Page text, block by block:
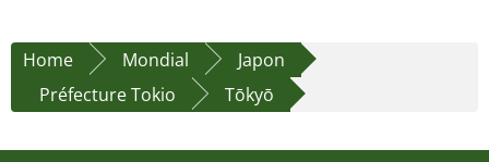
Home Mondial
Japon
Préfecture Tokio
Tōkyō